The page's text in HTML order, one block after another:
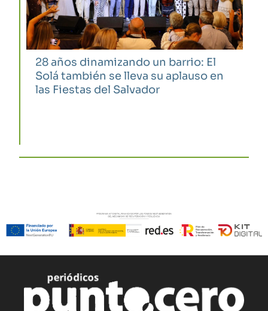
28 años dinamizando un barrio: El
Solá también se lleva su aplauso en
las Fiestas del Salvador